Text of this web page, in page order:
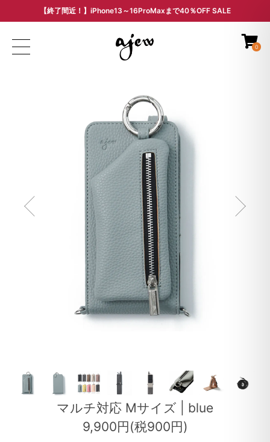
【終了間近！】iPhone13～16ProMaxまで40％OFF SALE
ARCHIVE SALE - 過去モデルをお得な価格で -
0
マルチ対応 Mサイズ | blue
9,900円(税900円)